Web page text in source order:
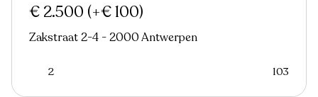
€ 2.500 (+€ 100)
Zakstraat 2-4 - 2000 Antwerpen
2 103